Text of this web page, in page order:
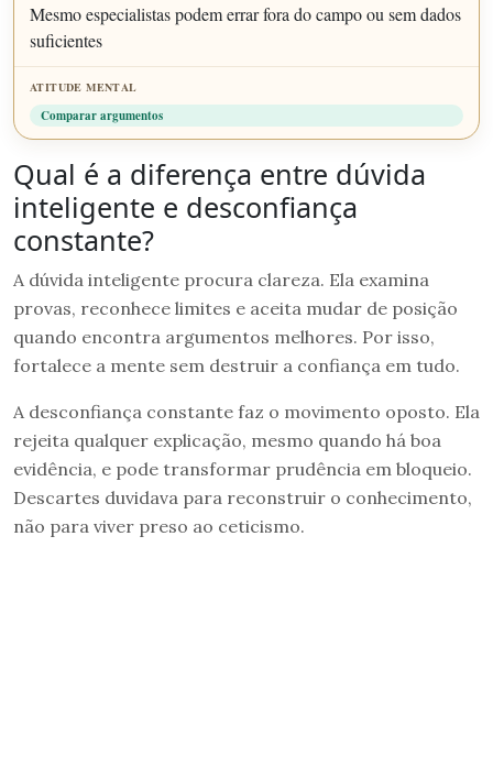
Mesmo especialistas podem errar fora do campo ou sem dados
suficientes
Comparar argumentos
Qual é a diferença entre dúvida
inteligente e desconfiança
constante?
A dúvida inteligente procura clareza. Ela examina
provas, reconhece limites e aceita mudar de posição
quando encontra argumentos melhores. Por isso,
fortalece a mente sem destruir a confiança em tudo.
A desconfiança constante faz o movimento oposto. Ela
rejeita qualquer explicação, mesmo quando há boa
evidência, e pode transformar prudência em bloqueio.
Descartes duvidava para reconstruir o conhecimento,
não para viver preso ao ceticismo.